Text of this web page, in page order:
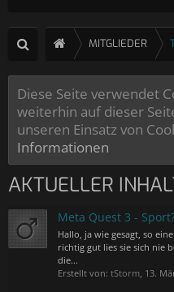
MITGLIEDER
Diese Seite verwendet
weiterhin auf dieser
unseren Einsatz von
Informationen
AKTUELLER
Meta Quest 3 -
Hallo, ja wie gesagt, so
richtig gut lies sie sich nie
die...
Erstellt von: tStorm, 13.